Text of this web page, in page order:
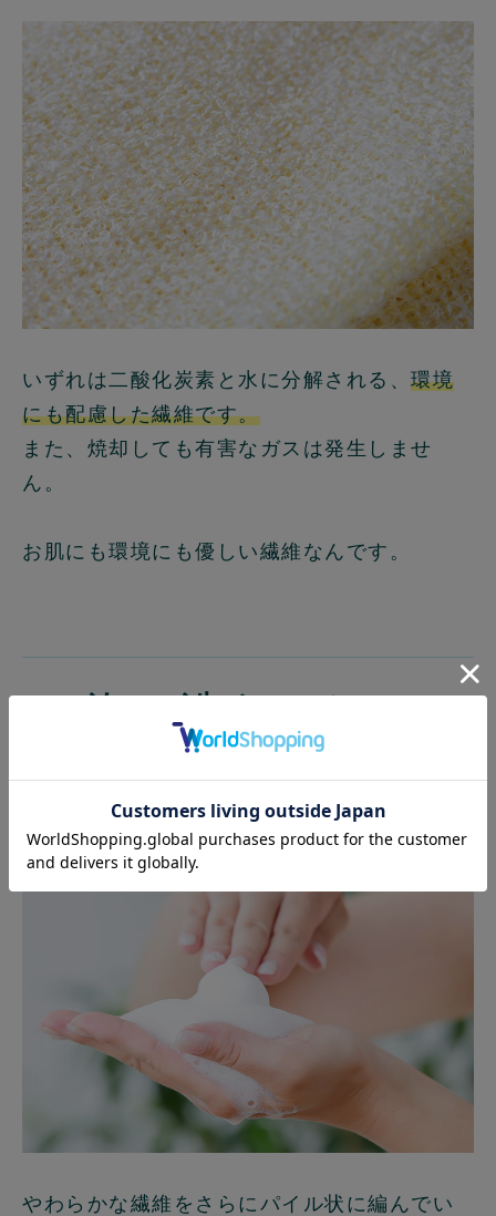
いずれは二酸化炭素と水に分解される、 環境
にも配慮した繊維です。
また、焼却しても有害なガスは発生しませ
ん。
お肌にも環境にも優しい繊維なんです。
泡で洗うから、
お肌がうるおう
やわらかな繊維をさらにパイル状に編んでい